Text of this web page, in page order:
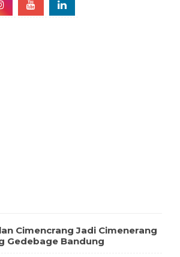
Cimencrang Jadi Cimenerang
Gedebage Bandung